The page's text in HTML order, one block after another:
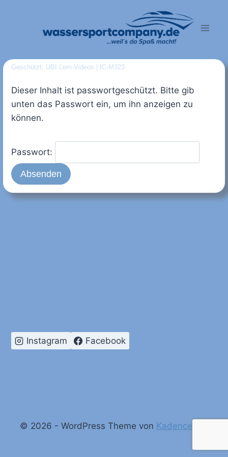
Geschützt: UBI Lern-Videos | IC-M323
Dieser Inhalt ist passwortgeschützt. Bitte gib
unten das Passwort ein, um ihn anzeigen zu
können.
Passwort:
Instagram Facebook
© 2026 - WordPress Theme von Kadence WP